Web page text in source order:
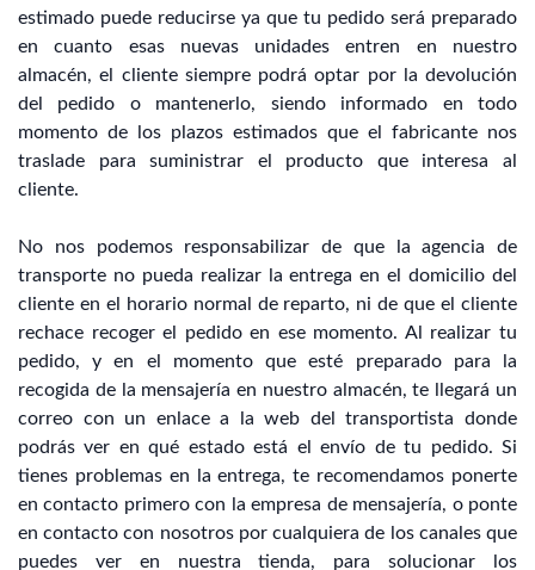
estimado puede reducirse ya que tu pedido será preparado
en cuanto esas nuevas unidades entren en nuestro
almacén, el cliente siempre podrá optar por la devolución
del pedido o mantenerlo, siendo informado en todo
momento de los plazos estimados que el fabricante nos
traslade para suministrar el producto que interesa al
cliente.
No nos podemos responsabilizar de que la agencia de
transporte no pueda realizar la entrega en el domicilio del
cliente en el horario normal de reparto, ni de que el cliente
rechace recoger el pedido en ese momento. Al realizar tu
pedido, y en el momento que esté preparado para la
recogida de la mensajería en nuestro almacén, te llegará un
correo con un enlace a la web del transportista donde
podrás ver en qué estado está el envío de tu pedido. Si
tienes problemas en la entrega, te recomendamos ponerte
en contacto primero con la empresa de mensajería, o ponte
en contacto con nosotros por cualquiera de los canales que
puedes ver en nuestra tienda, para solucionar los